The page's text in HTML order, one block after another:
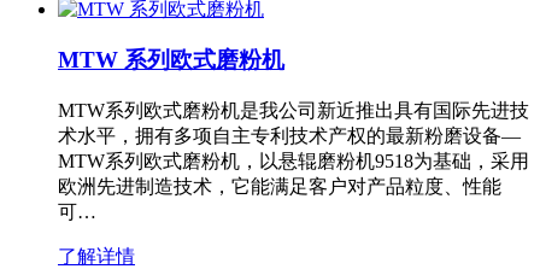
MTW 系列欧式磨粉机
MTW系列欧式磨粉机是我公司新近推出具有国际先进技
术水平，拥有多项自主专利技术产权的最新粉磨设备—
MTW系列欧式磨粉机，以悬辊磨粉机9518为基础，采用
欧洲先进制造技术，它能满足客户对产品粒度、性能
可…
了解详情